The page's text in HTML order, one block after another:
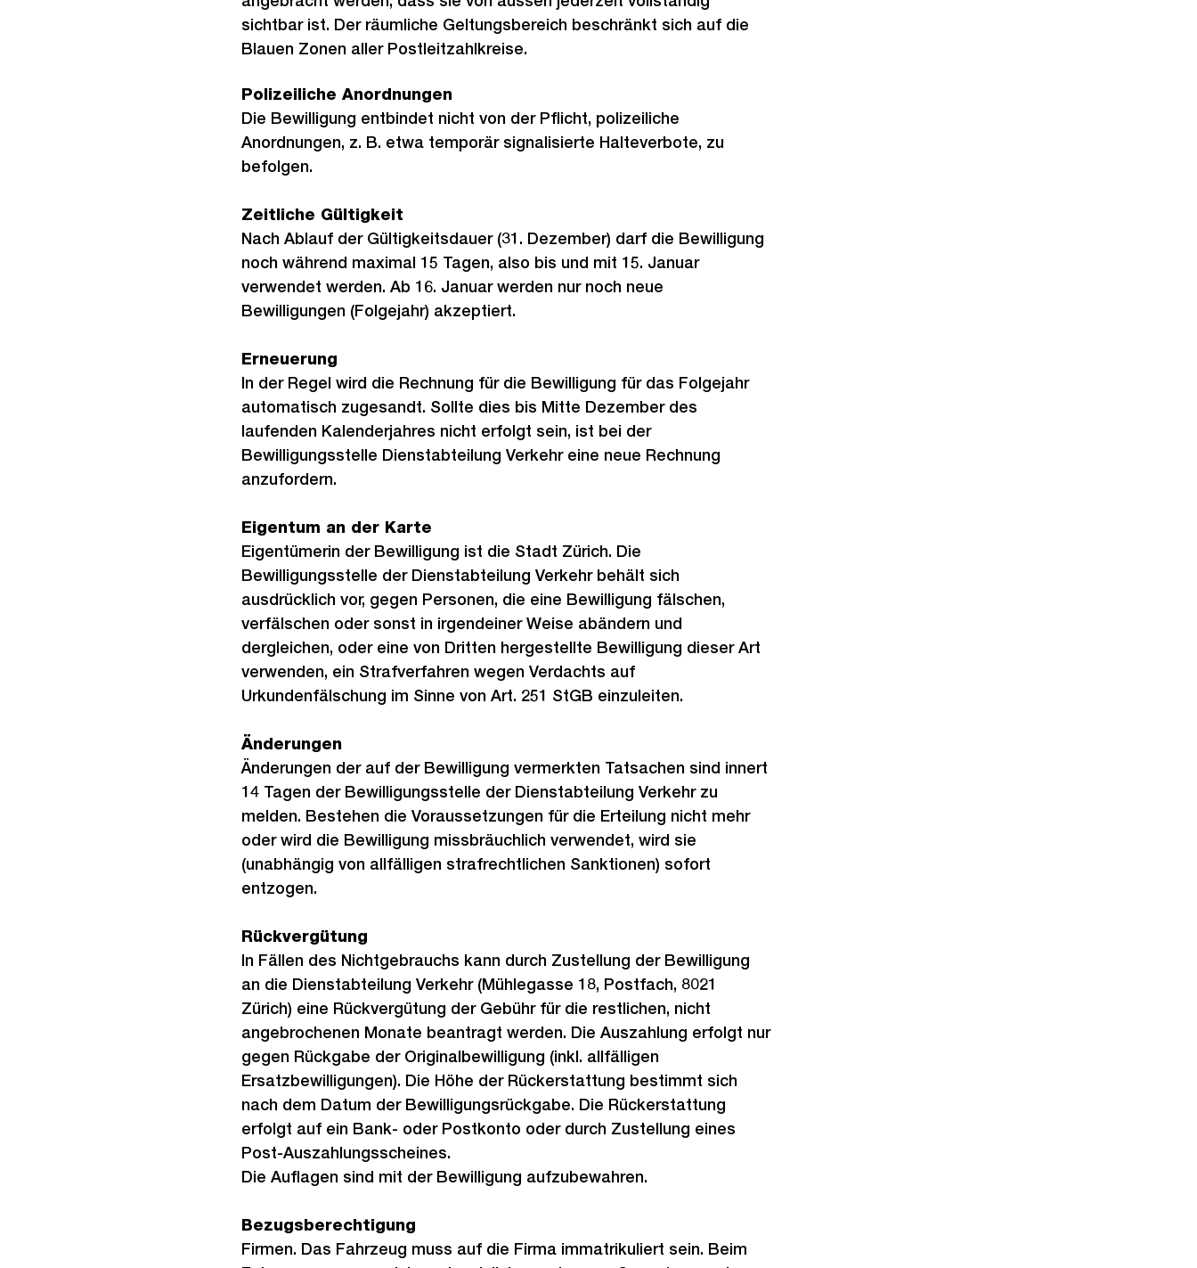
sichtbar ist. Der räumliche Geltungsbereich beschränkt sich auf die
Blauen Zonen aller Postleitzahlkreise.
Polizeiliche Anordnungen
Die Bewilligung entbindet nicht von der Pflicht, polizeiliche
Anordnungen, z. B. etwa temporär signalisierte Halteverbote, zu
befolgen.
Zeitliche Gültigkeit
Nach Ablauf der Gültigkeitsdauer (31. Dezember) darf die Bewilligung
noch während maximal 15 Tagen, also bis und mit 15. Januar
verwendet werden. Ab 16. Januar werden nur noch neue
Bewilligungen (Folgejahr) akzeptiert.
Erneuerung
In der Regel wird die Rechnung für die Bewilligung für das Folgejahr
automatisch zugesandt. Sollte dies bis Mitte Dezember des
laufenden Kalenderjahres nicht erfolgt sein, ist bei der
Bewilligungsstelle Dienstabteilung Verkehr eine neue Rechnung
anzufordern.
Eigentum an der Karte
Eigentümerin der Bewilligung ist die Stadt Zürich. Die
Bewilligungsstelle der Dienstabteilung Verkehr behält sich
ausdrücklich vor, gegen Personen, die eine Bewilligung fälschen,
verfälschen oder sonst in irgendeiner Weise abändern und
dergleichen, oder eine von Dritten hergestellte Bewilligung dieser Art
verwenden, ein Strafverfahren wegen Verdachts auf
Urkundenfälschung im Sinne von Art. 251 StGB einzuleiten.
Änderungen
Änderungen der auf der Bewilligung vermerkten Tatsachen sind innert
14 Tagen der Bewilligungsstelle der Dienstabteilung Verkehr zu
melden. Bestehen die Voraussetzungen für die Erteilung nicht mehr
oder wird die Bewilligung missbräuchlich verwendet, wird sie
(unabhängig von allfälligen strafrechtlichen Sanktionen) sofort
entzogen.
Rückvergütung
In Fällen des Nichtgebrauchs kann durch Zustellung der Bewilligung
an die Dienstabteilung Verkehr (Mühlegasse 18, Postfach, 8021
Zürich) eine Rückvergütung der Gebühr für die restlichen, nicht
angebrochenen Monate beantragt werden. Die Auszahlung erfolgt nur
gegen Rückgabe der Originalbewilligung (inkl. allfälligen
Ersatzbewilligungen). Die Höhe der Rückerstattung bestimmt sich
nach dem Datum der Bewilligungsrückgabe. Die Rückerstattung
erfolgt auf ein Bank- oder Postkonto oder durch Zustellung eines
Post-Auszahlungsscheines.
Die Auflagen sind mit der Bewilligung aufzubewahren.
Bezugsberechtigung
Firmen. Das Fahrzeug muss auf die Firma immatrikuliert sein. Beim